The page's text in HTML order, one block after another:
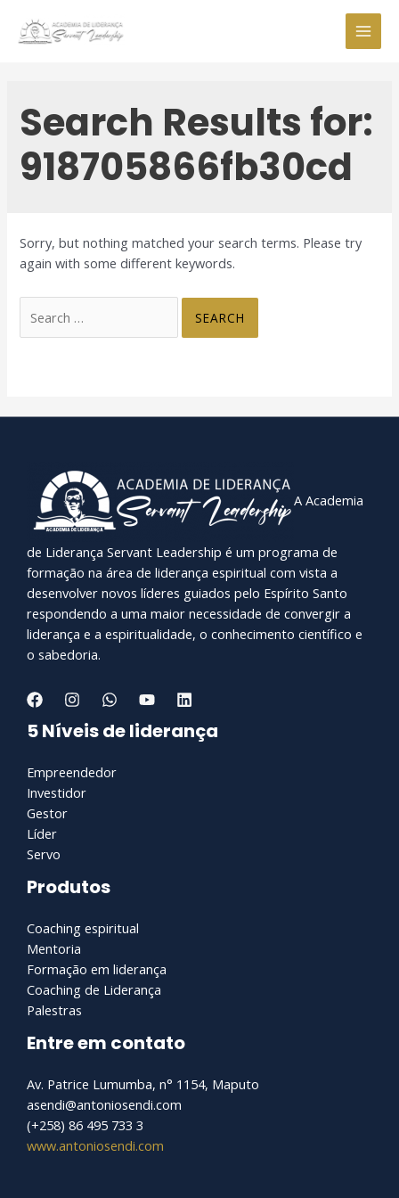
content
Search Results for:
918705866fb30cd
Sorry, but nothing matched your search terms. Please try
again with some different keywords.
for:
A Academia
de Liderança Servant Leadership é um programa de
formação na área de liderança espiritual com vista a
desenvolver novos líderes guiados pelo Espírito Santo
respondendo a uma maior necessidade de convergir a
liderança e a espiritualidade, o conhecimento científico e
o sabedoria.
5 Níveis de liderança
Empreendedor
Investidor
Gestor
Líder
Servo
Produtos
Coaching espiritual
Mentoria
Formação em liderança
Coaching de Liderança
Palestras
Entre em contato
Av. Patrice Lumumba, n° 1154, Maputo
asendi@antoniosendi.com​
(+258) 86 495 733 3
www.antoniosendi.com